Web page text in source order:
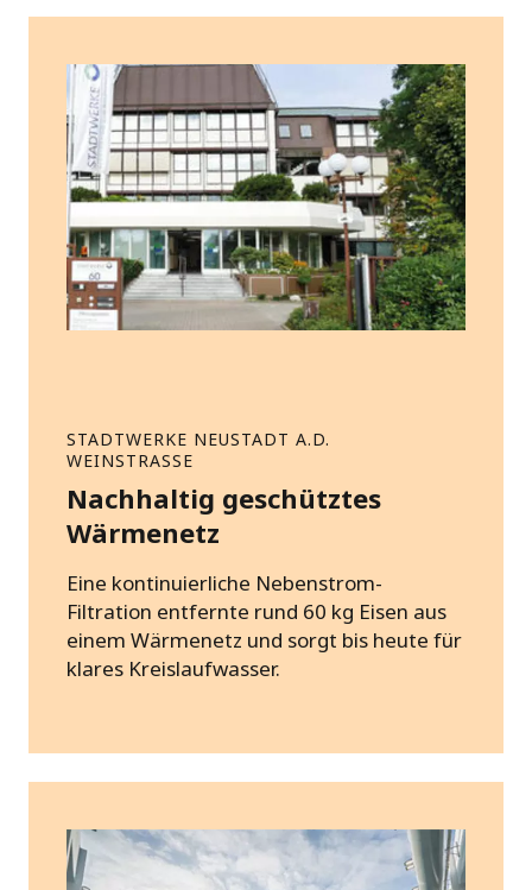
STADTWERKE NEUSTADT A.D.
WEINSTRASSE
Nachhaltig geschütztes
Wärmenetz
Eine kontinuierliche Nebenstrom-
Filtration entfernte rund 60 kg Eisen aus
einem Wärmenetz und sorgt bis heute für
klares Kreislaufwasser.